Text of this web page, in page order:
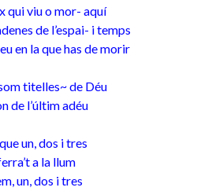
qui viu o mor- aquí
de l’espai- i temps
en la que has de morir
titelles~ de Déu
de l’últim adéu
un, dos i tres
a la llum
un, dos i tres